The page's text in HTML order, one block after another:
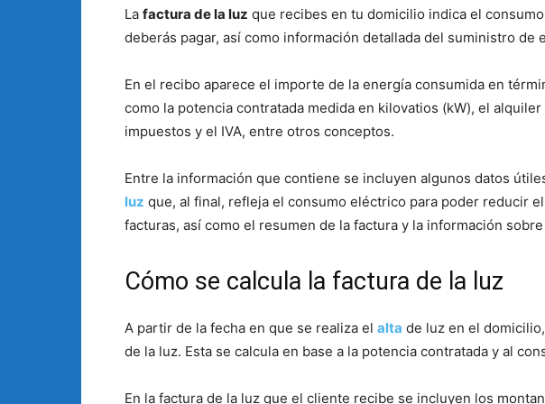
La factura de la luz que recibes en tu domicilio indica el
deberás pagar, así como información detallada del suministro de
En el recibo aparece el importe de la energía consumida en
como la potencia contratada medida en kilovatios (kW), el
impuestos y el IVA, entre otros conceptos.
Entre la información que contiene se incluyen algunos datos
luz que, al final, refleja el consumo eléctrico para poder reducir
facturas, así como el resumen de la factura y la información
Cómo se calcula la factura de la luz
A partir de la fecha en que se realiza el alta de luz en el
de la luz. Esta se calcula en base a la potencia contratada y al
En la factura de la luz que el cliente recibe se incluyen los